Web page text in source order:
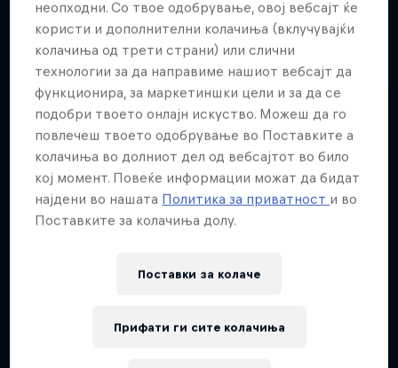
Повеќе слична содржина
неопходни. Со твое одобрување, овој вебсајт ќе
користи и дополнителни колачиња (вклучувајќи
колачиња од трети страни) или слични
технологии за да направиме нашиот вебсајт да
функционира, за маркетиншки цели и за да се
подобри твоето онлајн искуство. Можеш да го
повлечеш твоето одобрување во Поставките а
колачиња во долниот дел од вебсајтот во било
кој момент. Повеќе информации можат да бидат
најдени во нашата Политика за приватност и во
Поставките за колачиња долу.
Поставки за колачe
Прифати ги сите колачиња